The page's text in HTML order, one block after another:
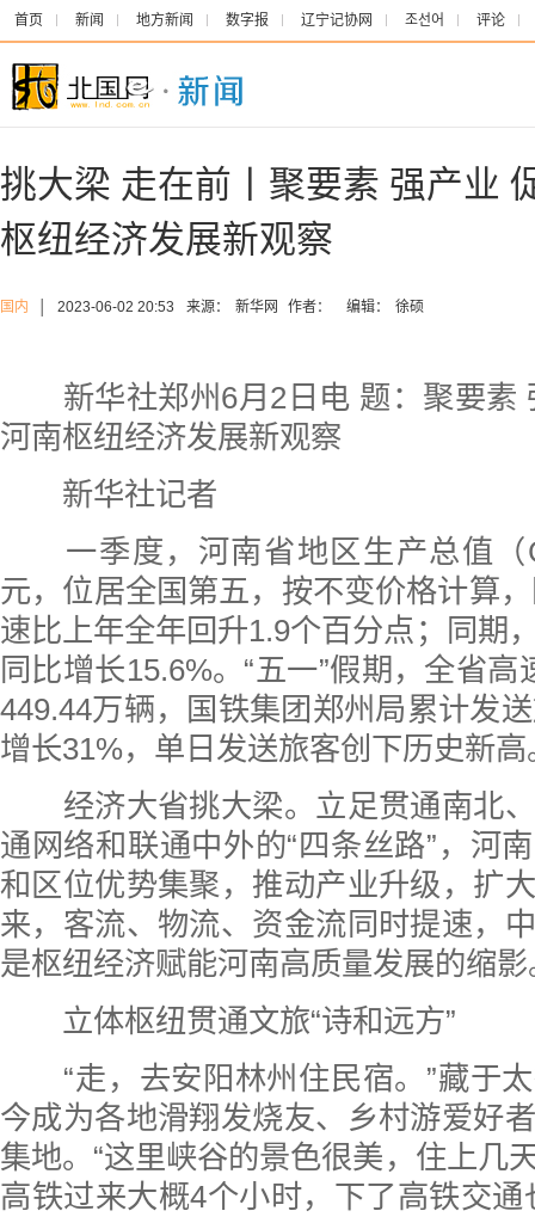
首页 新闻 地方新闻 数字报 辽宁记协网 조선어 评论
挑大梁 走在前丨聚要素 强产
枢纽经济发展新观察
国内 2023-06-02 20:53 来源： 新华网 作者： 编辑： 徐硕
新华社郑州6月2日电 题：聚要
河南枢纽经济发展新观察
新华社记者
一季度，河南省地区生产总值（
元，位居全国第五，按不变价格计算
速比上年全年回升1.9个百分点；同期
同比增长15.6%。“五一”假期，全省
449.44万辆，国铁集团郑州局累计发
增长31%，单日发送旅客创下历史新高
经济大省挑大梁。立足贯通南北、
通网络和联通中外的“四条丝路”，河
和区位优势集聚，推动产业升级，扩
来，客流、物流、资金流同时提速，
是枢纽经济赋能河南高质量发展的缩影
立体枢纽贯通文旅“诗和远方”
“走，去安阳林州住民宿。”藏于太
今成为各地滑翔发烧友、乡村游爱好
集地。“这里峡谷的景色很美，住上几
高铁过来大概4个小时，下了高铁交通